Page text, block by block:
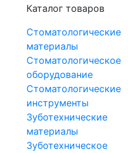
Каталог товаров
Стоматологические
материалы
Стоматологическое
оборудование
Стоматологические
инструменты
Зуботехнические
материалы
Зуботехническое